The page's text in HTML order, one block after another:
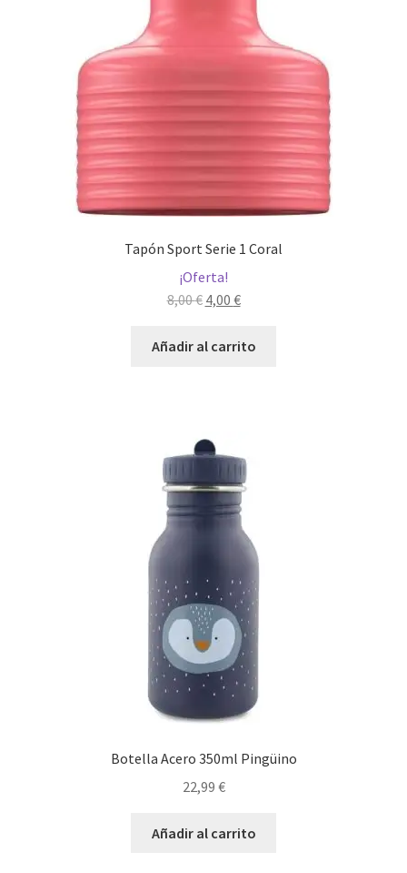
Tapón Sport Serie 1 Coral
¡Oferta!
8,00€ El
original
4,00 €El
actual
Añadir al carrito
Botella Acero 350ml Pingüino
22,99 €
Añadir al carrito